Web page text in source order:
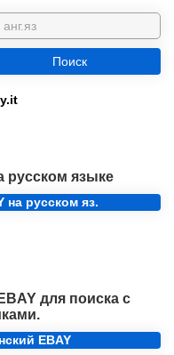
Поиск
русском языке
на русском яз.
для поиска с
EBAY